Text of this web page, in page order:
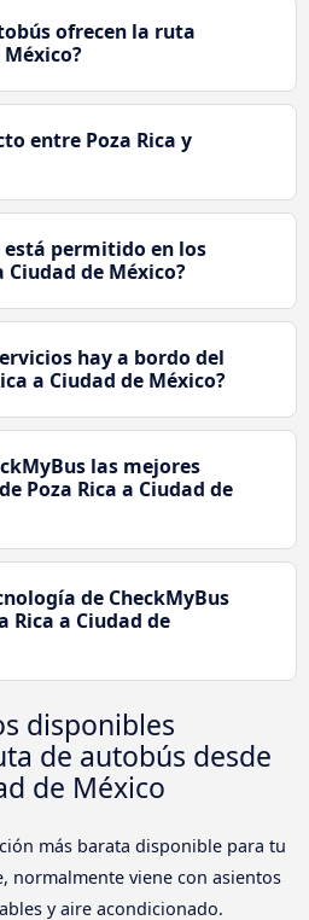
ofrecen la ruta
México?
entre Poza Rica y
está permitido en los
Ciudad de México?
hay a bordo del
a Ciudad de México?
las mejores
Poza Rica a Ciudad de
de CheckMyBus
Rica a Ciudad de
disponibles
de autobús desde
de México
más barata disponible para tu
normalmente viene con asientos
y aire acondicionado.